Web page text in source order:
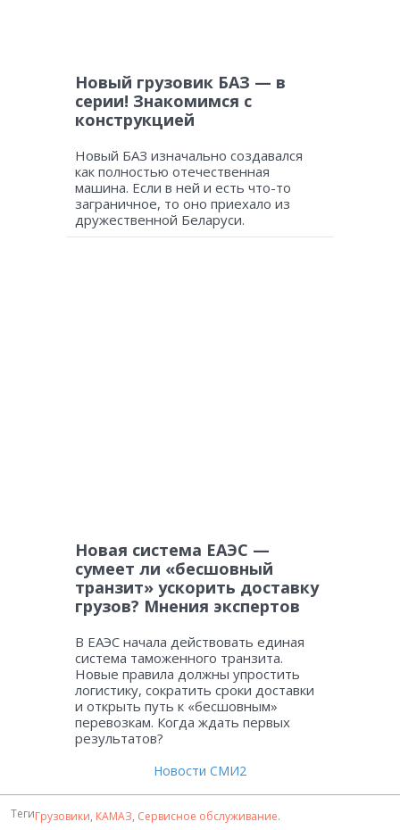
Новый грузовик БАЗ — в
серии! Знакомимся с
конструкцией
Новый БАЗ изначально создавался
как полностью отечественная
машина. Если в ней и есть что-то
заграничное, то оно приехало из
дружественной Беларуси.
Новая система ЕАЭС —
сумеет ли «бесшовный
транзит» ускорить доставку
грузов? Мнения экспертов
В ЕАЭС начала действовать единая
система таможенного транзита.
Новые правила должны упростить
логистику, сократить сроки доставки
и открыть путь к «бесшовным»
перевозкам. Когда ждать первых
результатов?
Новости СМИ2
ТегиГрузовики, КАМАЗ, Сервисное обслуживание.